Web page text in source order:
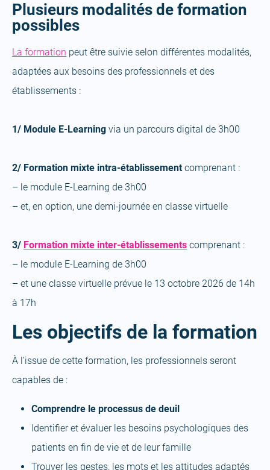
Plusieurs modalités de formation
possibles
La formation (open
a
new
peut être suivie selon différentes modalités,
adaptées aux besoins des professionnels et des
établissements :
1/ Module E-Learning via un parcours digital de 3h00
2/ Formation mixte intra-établissementcomprenant :
– le module E-Learning de 3h00
– et, en option, une demi-journée en classe virtuelle
3/ Formation mixte inter-établissements(open
new
comprenant :
– le module E-Learning de 3h00
– et une classe virtuelle prévue le 13 octobre 2026 de 14h
à 17h
Les objectifs de la formation
À l’issue de cette formation, les professionnels seront
capables de :
Comprendre le processus de deuil
Identifier et évaluer les besoins psychologiques des
patients en fin de vie et de leur famille
Trouver les gestes, les mots et les attitudes adaptés